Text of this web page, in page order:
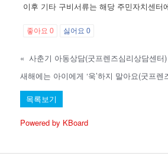
이후 기타 구비서류는 해당 주민자치센터
좋아요0 싫어요0
« 사춘기 아동상담(굿프렌즈심리상담센터)
새해에는 아이에게 ‘욱’하지 말아요(굿프
목록보기
Powered by KBoard